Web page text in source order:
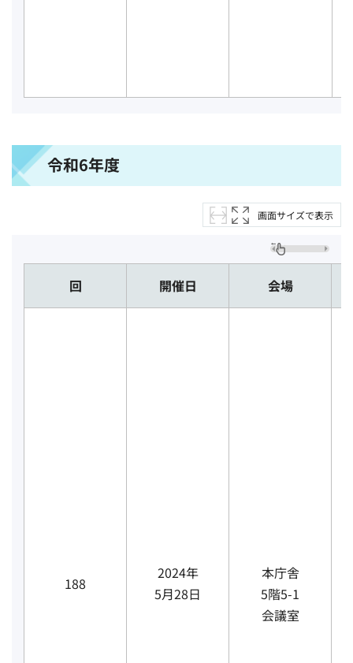
令和6年度
画面サイズで表示
回 開催日 会場
188
2024年
5月28日
本庁舎
5階5-1
会議室